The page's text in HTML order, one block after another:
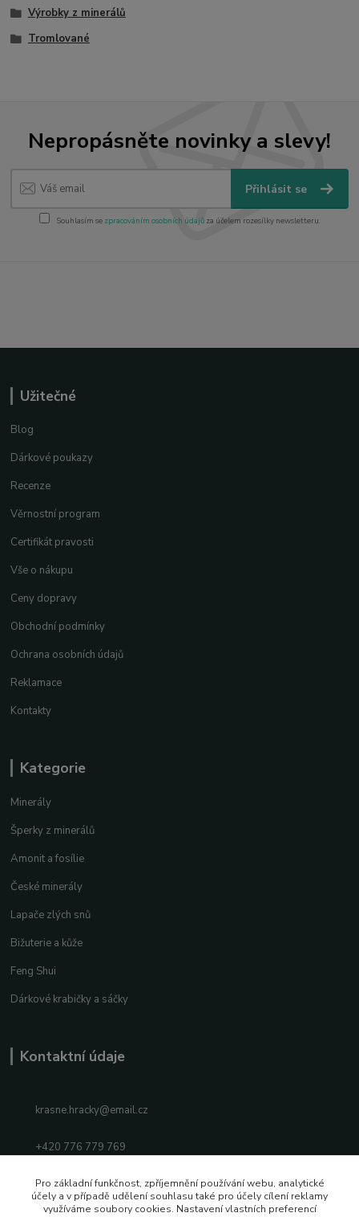
Výrobky z minerálů
Tromlované
Nepropásněte novinky a slevy!
Přihlásit se
Souhlasím se zpracováním osobních údajůza účelem rozesílky newsletteru.
Užitečné
Blog
Dárkové poukazy
Recenze
Věrnostní program
Certifikát pravosti
Vše o nákupu
Ceny dopravy
Obchodní podmínky
Ochrana osobních údajů
Reklamace
Kontakty
Kategorie
Minerály
Šperky z minerálů
Amonit a fosílie
České minerály
Lapače zlých snů
Bižuterie a kůže
Feng Shui
Dárkové krabičky a sáčky
Kontaktní údaje
krasne.hracky@email.cz
+420 776 779 769
Facebook
Instagram
Pro základní funkčnost, zpříjemnění používání webu, analytické
účely a v případě udělení souhlasu také pro účely cílení reklamy
využíváme soubory cookies. Nastavení vlastních preferencí